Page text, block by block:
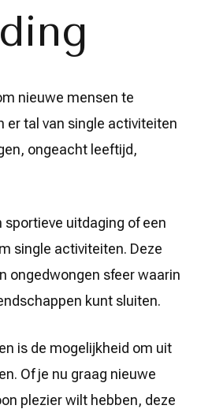
nieuwe mensen te
er tal van single activiteiten
ongeacht leeftijd,
sportieve uitdaging of een
single activiteiten. Deze
ongedwongen sfeer waarin
kunt sluiten.
is de mogelijkheid om uit
Of je nu graag nieuwe
plezier wilt hebben, deze